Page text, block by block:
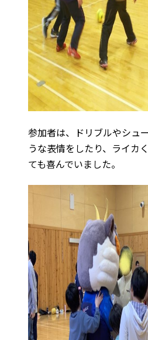
参加者は、ドリブルやシュ
うな表情をしたり、ライカ
ても喜んでいました。